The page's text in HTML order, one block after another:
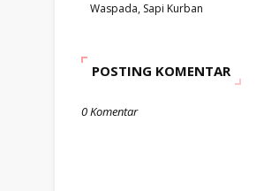
Waspada, Sapi Kurban
POSTING KOMENTAR
0 Komentar